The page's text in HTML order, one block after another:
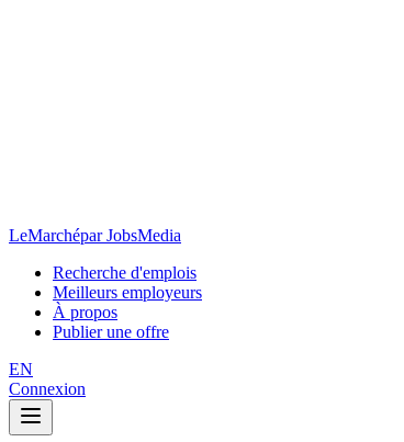
LeMarchépar JobsMedia
Recherche d'emplois
Meilleurs employeurs
À propos
Publier une offre
EN
Connexion